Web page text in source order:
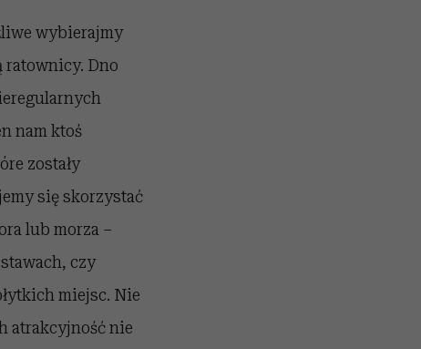
wybierajmy
ratownicy. Dno
nam ktoś
zostały
się skorzystać
lub morza –
czy
miejsc. Nie
atrakcyjność nie